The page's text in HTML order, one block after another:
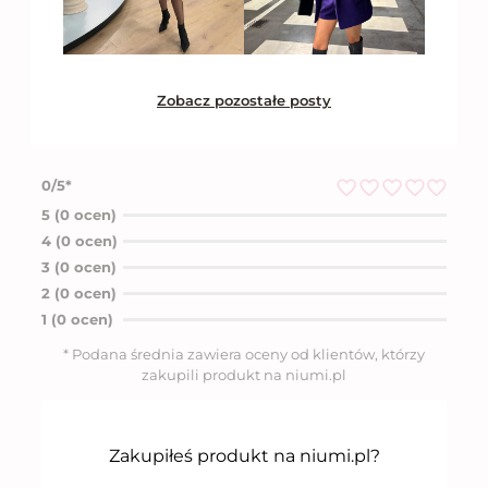
Zobacz pozostałe posty
0/5*
5
n
5 (0 ocen)
4 (0 ocen)
3 (0 ocen)
2 (0 ocen)
1 (0 ocen)
* Podana średnia zawiera oceny od klientów, którzy
zakupili produkt na niumi.pl
Zakupiłeś produkt na niumi.pl?